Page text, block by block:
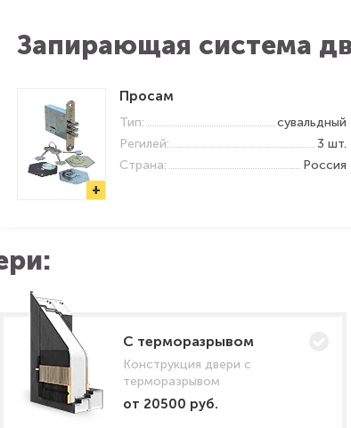
Запирающая система
+
Просам
Тип:
сувальдный
Регилей:
3 шт.
Страна:
Россия
C терморазрывом
Конструкция двери с
терморазрывом
от 20500 руб.